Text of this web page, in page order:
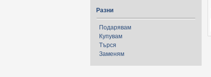
Разни
Подарявам
Купувам
Търся
Заменям